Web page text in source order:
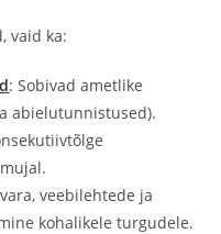
vaid ka:
: Sobivad ametlike
abielutunnistused).
veebilehtede ja
kohalikele turgudele.